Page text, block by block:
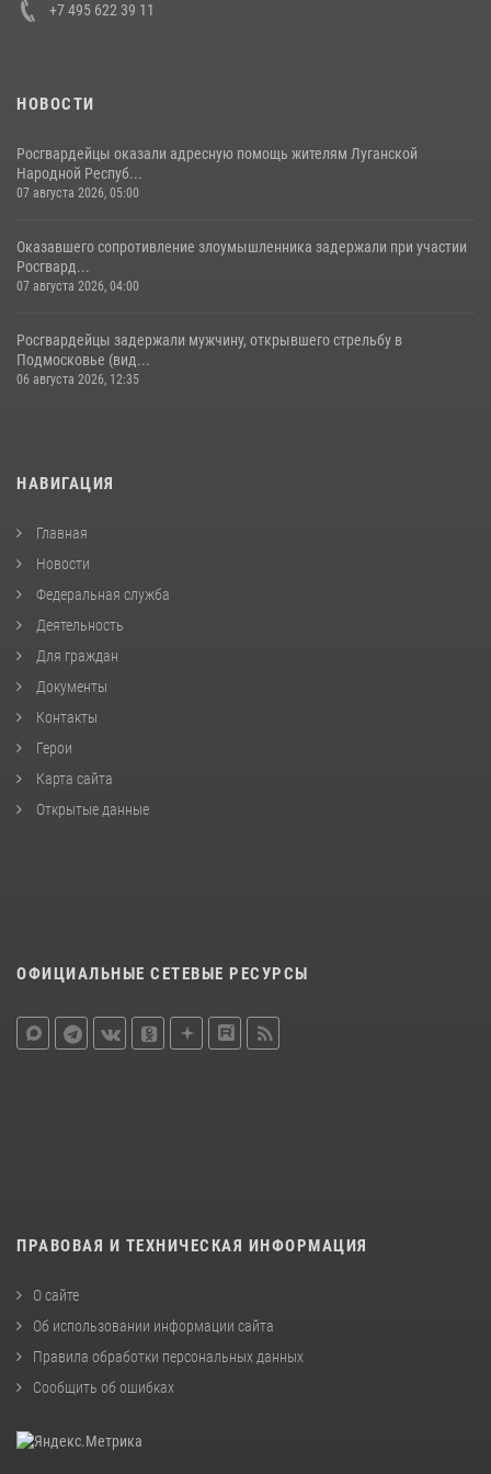
+7 495 622 39 11
НОВОСТИ
Росгвардейцы оказали адресную помощь жителям Луганской
Народной Респуб...
07 августа 2026, 05:00
Оказавшего сопротивление злоумышленника задержали при участии
Росгвард...
07 августа 2026, 04:00
Росгвардейцы задержали мужчину, открывшего стрельбу в
Подмосковье (вид...
06 августа 2026, 12:35
НАВИГАЦИЯ
Главная
Новости
Федеральная служба
Деятельность
Для граждан
Документы
Контакты
Герои
Карта сайта
Открытые данные
ОФИЦИАЛЬНЫЕ СЕТЕВЫЕ РЕСУРСЫ
ПРАВОВАЯ И ТЕХНИЧЕСКАЯ ИНФОРМАЦИЯ
О сайте
Об использовании информации сайта
Правила обработки персональных данных
Сообщить об ошибках